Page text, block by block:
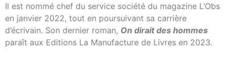
Il est nommé chef du service société du magazine L’Obs
en janvier 2022, tout en poursuivant sa carrière
d’écrivain. Son dernier roman, On dirait des hommes
paraît aux Editions La Manufacture de Livres en 2023.